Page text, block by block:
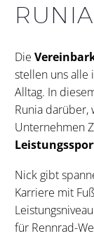
RUNIA
Die
stellen uns
Alltag. In
Runia darüber,
Unternehmen
Nick gibt
Karriere mit
für Rennrad-